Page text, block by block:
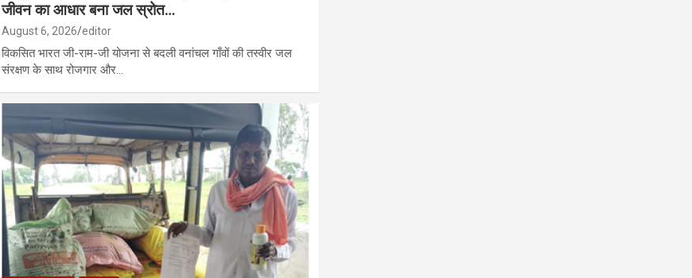
जीवन का आधार बना जल स्रोत…
August 6, 2026 editor
विकसित भारत जी-राम-जी योजना से बदली वनांचल गाँवों की तस्वीर जल
संरक्षण के साथ रोजगार और…